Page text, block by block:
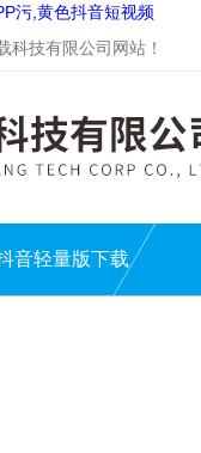
污,黄色抖音短视频
技有限公司网站！
音轻量版下载